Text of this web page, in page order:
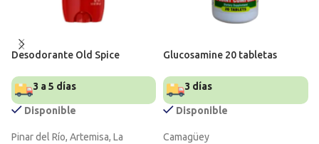
Desodorante Old Spice
3 a 5 días
Disponible
Pinar del Río, Artemisa, La
Glucosamine 20 tabletas
3 días
Disponible
Camagüey